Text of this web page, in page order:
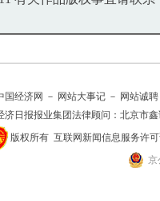
国经济网 － 网站大事记 － 网站诚聘
济日报报业集团法律顾问： 北京市
版权所有 互联网新闻信息服务许可
京